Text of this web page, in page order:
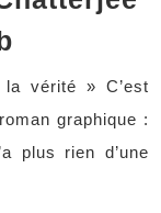
Chatterjee
&
Khalil
vérité » C’est
graphique :
plus rien d’une